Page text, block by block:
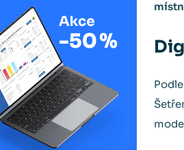
Podle